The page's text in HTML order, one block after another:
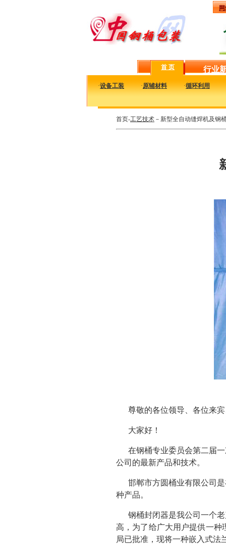
首 页 行业
·设备工装 ·原辅材料 ·循环利用
首页-工艺技术 －新型全自动缝焊机及钢
尊敬的各位领导、各位来
大家好！
在钢桶专业委员会第二届
公司的最新产品和技术。
邯郸市方圆桶业有限公司
种产品。
钢桶封闭器是我公司一个
高，为了给广大用户提供一种
局已批准，现将一种嵌入式法